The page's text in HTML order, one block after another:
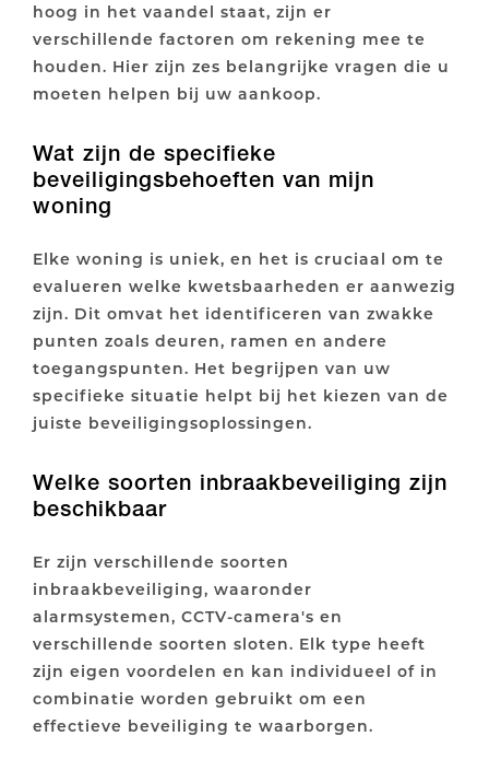
hoog in het vaandel staat, zijn er
verschillende factoren om rekening mee te
houden. Hier zijn zes belangrijke vragen die u
moeten helpen bij uw aankoop.
Wat zijn de specifieke
beveiligingsbehoeften van mijn
woning
Elke woning is uniek, en het is cruciaal om te
evalueren welke kwetsbaarheden er aanwezig
zijn. Dit omvat het identificeren van zwakke
punten zoals deuren, ramen en andere
toegangspunten. Het begrijpen van uw
specifieke situatie helpt bij het kiezen van de
juiste beveiligingsoplossingen.
Welke soorten inbraakbeveiliging zijn
beschikbaar
Er zijn verschillende soorten
inbraakbeveiliging, waaronder
alarmsystemen, CCTV-camera's en
verschillende soorten sloten. Elk type heeft
zijn eigen voordelen en kan individueel of in
combinatie worden gebruikt om een
effectieve beveiliging te waarborgen.